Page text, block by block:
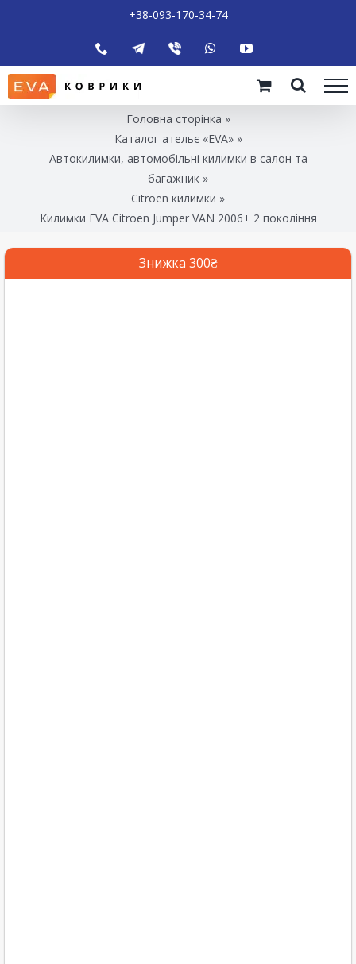
+38-093-170-34-74
Головна сторінка »
Каталог ательє «EVA»»
Автокилимки, автомобільні килимки в салон та
багажник »
Citroen килимки »
Килимки EVA Citroen Jumper VAN 2006+ 2 покоління
Знижка 300₴